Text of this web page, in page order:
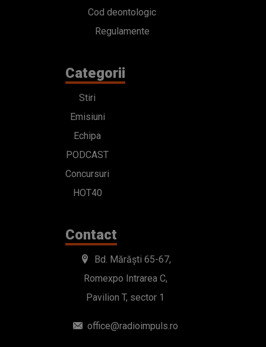
Cod deontologic
Regulamente
Categorii
Stiri
Emisiuni
Echipa
PODCAST
Concursuri
HOT40
Contact
Bd. Mărăști 65-67,
Romexpo Intrarea C,
Pavilion T, sector 1
office@radioimpuls.ro